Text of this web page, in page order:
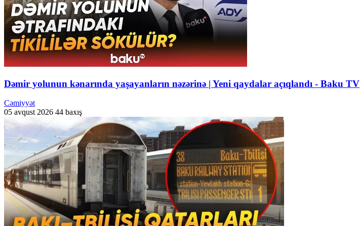
Dəmir yolunun kənarında yaşayanların nəzərinə | Yeni qaydalar açıqlandı - Baku TV
Cəmiyyət
05 avqust 2026 44 baxış